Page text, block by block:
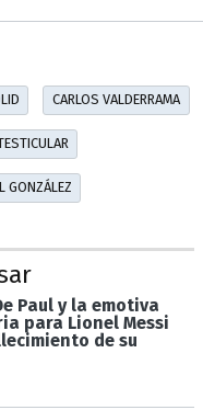
CARLOS VALDERRAMA
GONZÁLEZ
Paul y la emotiva
para Lionel Messi
de su